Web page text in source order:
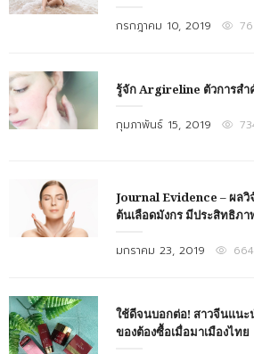
Posted
กรกฎาคม 10, 2019
รู้จัก Argireline ตัวการสำ
Posted
กุมภาพันธ์ 15, 2019
Journal Evidence – ผลวิ
ต้นเลือดมังกร มีประสิทธิภ
Posted
มกราคม 23, 2019
ใช้ดีจนบอกต่อ! สาวจีนแนะ
ของต้องซื้อเมื่อมาเมืองไทย